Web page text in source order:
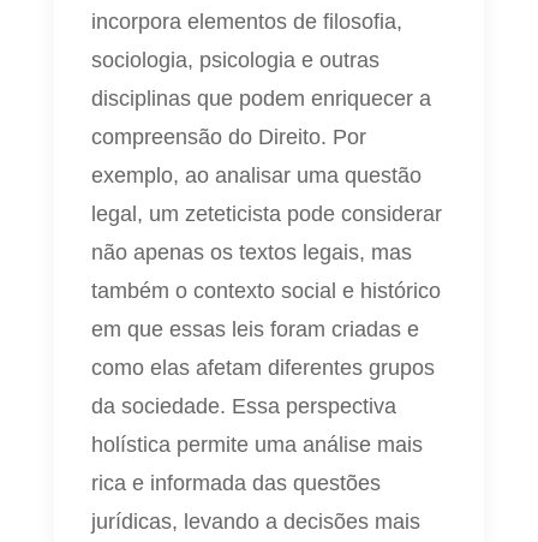
incorpora elementos de filosofia,
sociologia, psicologia e outras
disciplinas que podem enriquecer a
compreensão do Direito. Por
exemplo, ao analisar uma questão
legal, um zeteticista pode considerar
não apenas os textos legais, mas
também o contexto social e histórico
em que essas leis foram criadas e
como elas afetam diferentes grupos
da sociedade. Essa perspectiva
holística permite uma análise mais
rica e informada das questões
jurídicas, levando a decisões mais